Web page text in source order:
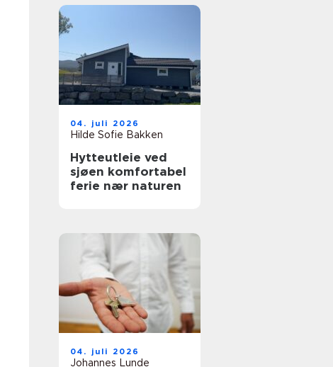
04. juli 2026
Hilde Sofie Bakken
Hytteutleie ved
sjøen komfortabel
ferie nær naturen
04. juli 2026
Johannes Lunde